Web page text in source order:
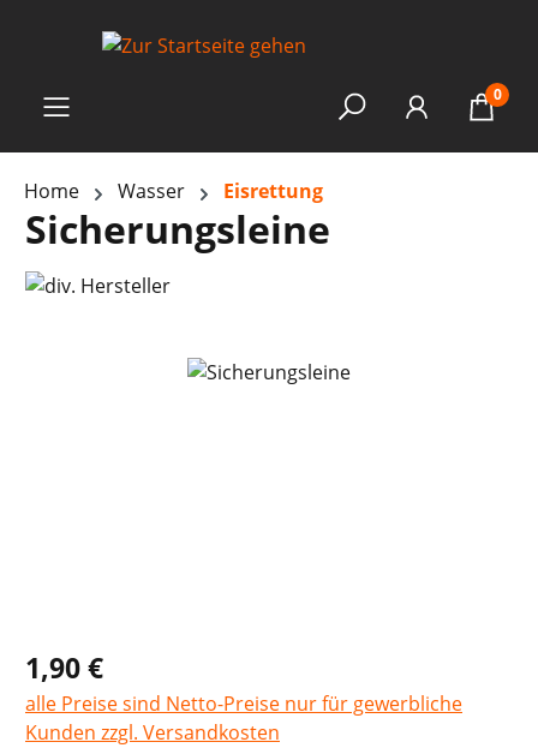
0
Home Wasser Eisrettung
Sicherungsleine
Bildergalerie überspringen
1,90 €
alle Preise sind Netto-Preise nur für gewerbliche
Kunden zzgl. Versandkosten